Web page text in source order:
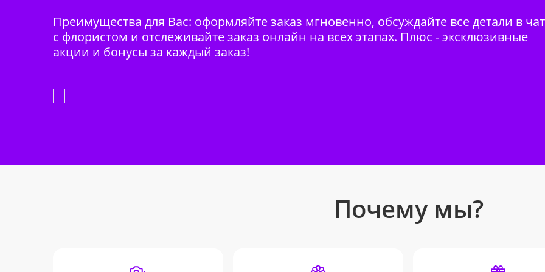
Преимущества для Вас: оформляйте заказ мгновенно, обсуждайте все детали в
с флористом и отслеживайте заказ онлайн на всех этапах. Плюс - эксклюзивные
акции и бонусы за каждый заказ!
Почему мы?